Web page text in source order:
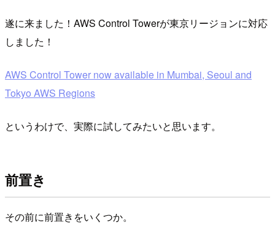
遂に来ました！AWS Control Towerが東京リージョンに対応
しました！
AWS Control Tower now available in Mumbai, Seoul and
Tokyo AWS Regions
というわけで、実際に試してみたいと思います。
前置き
その前に前置きをいくつか。